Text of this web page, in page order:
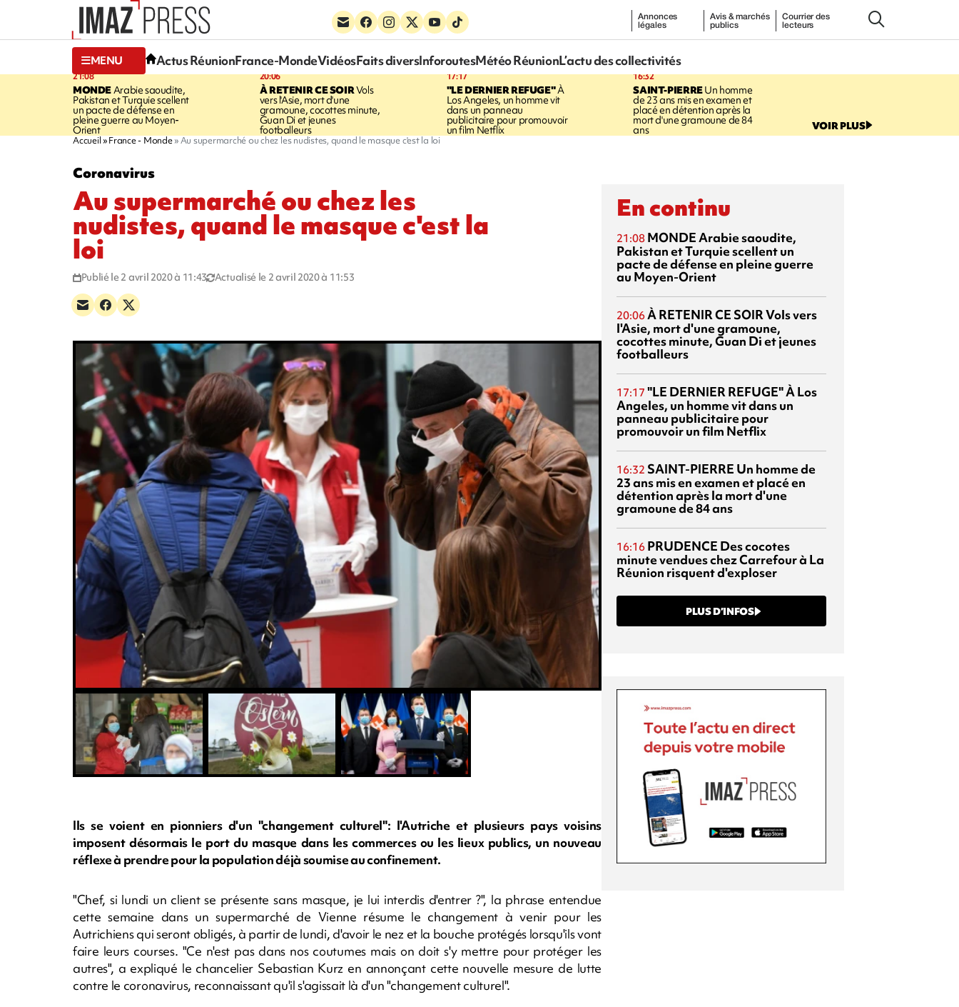
Annonces
légales
Avis & marchés
publics
Courrier des
lecteurs
MENU Actus RéunionFrance-MondeVidéosFaits diversInforoutesMétéo RéunionL’actu des collectivités
21:08
MONDE Arabie saoudite,
Pakistan et Turquie scellent
un pacte de défense en
pleine guerre au Moyen-
Orient
20:06
À RETENIR CE SOIRVols
vers l'Asie, mort d'une
gramoune, cocottes minute,
Guan Di et jeunes
footballeurs
17:17
"LE DERNIER REFUGE"À
Los Angeles, un homme vit
dans un panneau
publicitaire pour promouvoir
un film Netflix
16:32
SAINT-PIERREUn homme
de 23 ans mis en examen et
placé en détention après la
mort d'une gramoune de 84
ans VOIR PLUS
Accueil France - Monde Au supermarché ou chez les nudistes, quand le masque c'est la loi
Coronavirus
Au supermarché ou chez les
nudistes, quand le masque c'est la
loi
Publié le 2 avril 2020 à 11:43 Actualisé le 2 avril 2020 à 11:53
Ils se voient en pionniers d'un "changement culturel": l'Autriche et plusieurs pays voisins
imposent désormais le port du masque dans les commerces ou les lieux publics, un nouveau
réflexe à prendre pour la population déjà soumise au confinement.
"Chef, si lundi un client se présente sans masque, je lui interdis d'entrer ?", la phrase entendue
cette semaine dans un supermarché de Vienne résume le changement à venir pour les
Autrichiens qui seront obligés, à partir de lundi, d'avoir le nez et la bouche protégés lorsqu'ils vont
faire leurs courses. "Ce n'est pas dans nos coutumes mais on doit s'y mettre pour protéger les
autres", a expliqué le chancelier Sebastian Kurz en annonçant cette nouvelle mesure de lutte
contre le coronavirus, reconnaissant qu'il s'agissait là d'un "changement culturel".
En continu
21:08 MONDEArabie saoudite,
Pakistan et Turquie scellent un
pacte de défense en pleine guerre
au Moyen-Orient
20:06À RETENIR CE SOIRVols vers
l'Asie, mort d'une gramoune,
cocottes minute, Guan Di et jeunes
footballeurs
17:17 "LE DERNIER REFUGE"À Los
Angeles, un homme vit dans un
panneau publicitaire pour
promouvoir un film Netflix
16:32 SAINT-PIERRE Un homme de
23 ans mis en examen et placé en
détention après la mort d'une
gramoune de 84 ans
16:16 PRUDENCE Des cocotes
minute vendues chez Carrefour à La
Réunion risquent d'exploser
PLUS D’INFOS